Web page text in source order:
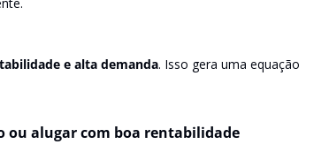
e alta demanda. Isso gera uma equação
ou alugar com boa rentabilidade